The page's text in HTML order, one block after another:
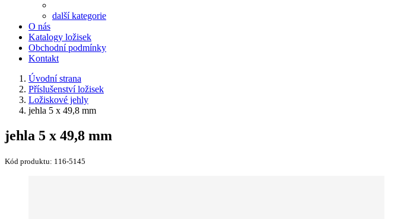
další kategorie
O nás
Katalogy ložisek
Obchodní podmínky
Kontakt
Úvodní strana
Příslušenství ložisek
Ložiskové jehly
jehla 5 x 49,8 mm
jehla 5 x 49,8 mm
Kód produktu: 116-5145